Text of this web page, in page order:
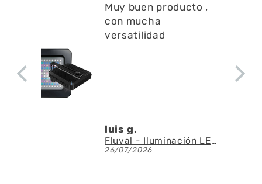
Muy buen producto ,
con mucha
versatilidad
luis g.
Fluval - Iluminación LED Nano Reef 4.0 de 25W
26/07/2026